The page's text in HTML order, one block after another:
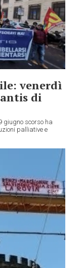
venerdì
di
giugno scorso ha
palliative e